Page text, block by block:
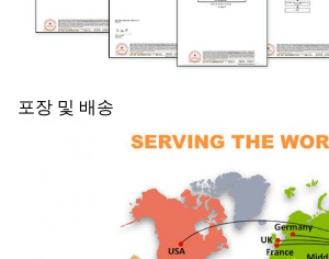
포장 및 배송